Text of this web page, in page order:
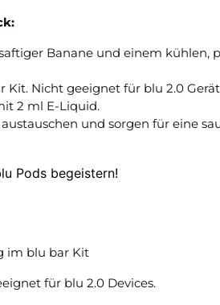
Banane und einem kühlen,
Kit. Nicht geeignet für blu 2.0
2 ml E-Liquid.
austauschen und sorgen für eine
Pods begeistern!
im blu bar Kit
für blu 2.0 Devices.